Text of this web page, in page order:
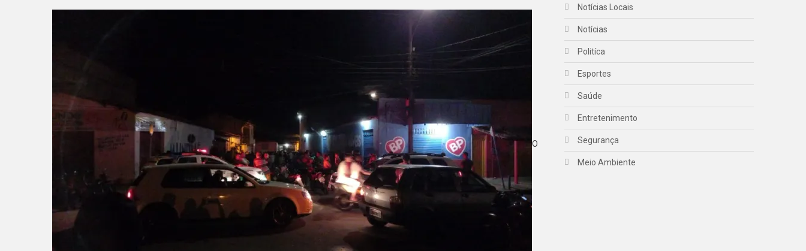
O
Notícias Locais
Notícias
Politíca
Esportes
Saúde
Entretenimento
Segurança
Meio Ambiente